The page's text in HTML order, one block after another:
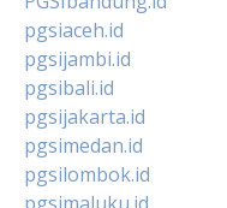
pgsiaceh.id
pgsijambi.id
pgsibali.id
pgsijakarta.id
pgsimedan.id
pgsilombok.id
pgsimaluku.id